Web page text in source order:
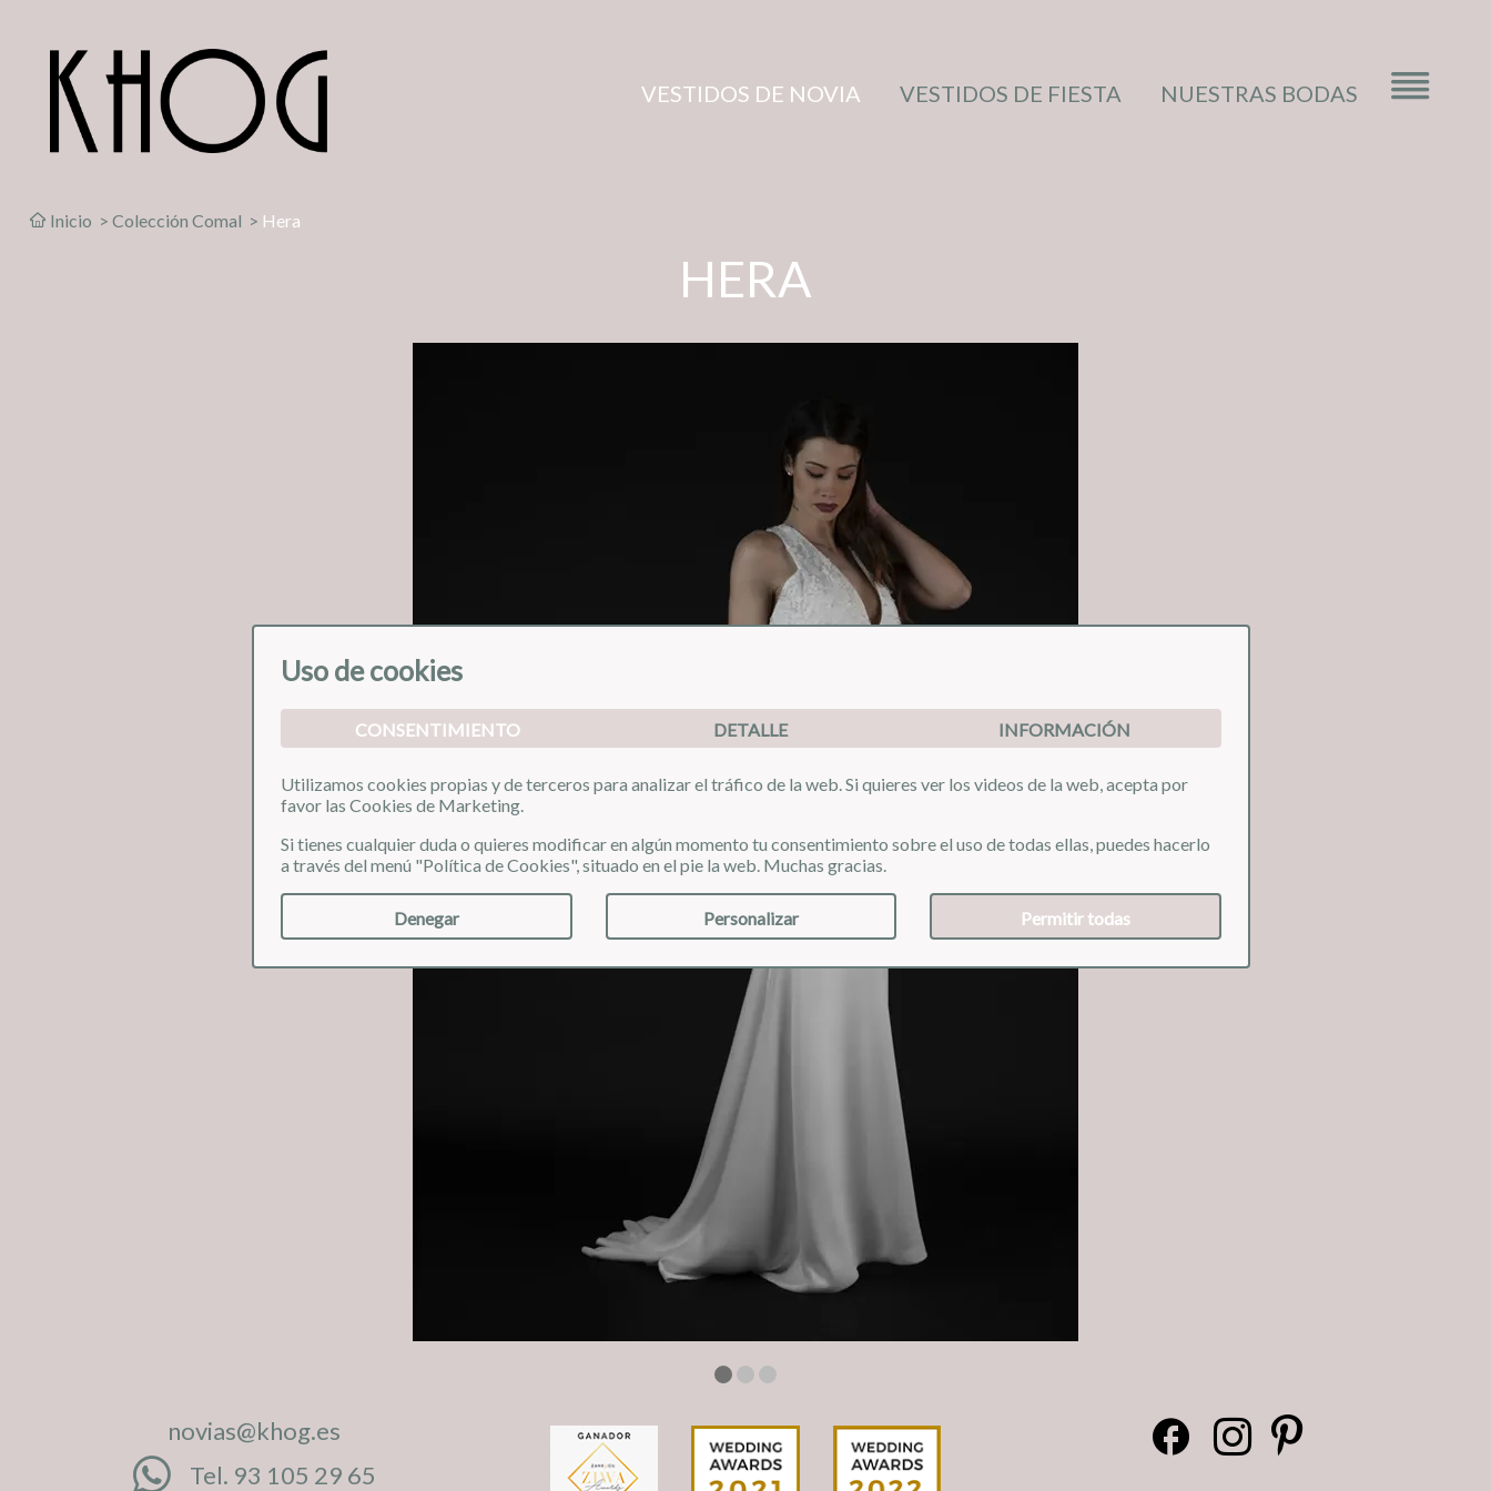
Uso de cookies
CONSENTIMIENTO DETALLE INFORMACIÓN
Utilizamos cookies propias y de terceros para analizar el tráfico de la web. Si quieres ver los videos de la web, acepta por
favor las Cookies de Marketing.
Si tienes cualquier duda o quieres modificar en algún momento tu consentimiento sobre el uso de todas ellas, puedes hacerlo
a través del menú "Política de Cookies", situado en el pie la web. Muchas gracias.
Denegar Personalizar Permitir todas
VESTIDOS DE NOVIA VESTIDOS DE FIESTA NUESTRAS BODAS
Inicio > Colección Comal > Hera
HERA
❮ ❯
novias@khog.es
Tel. 93 105 29 65